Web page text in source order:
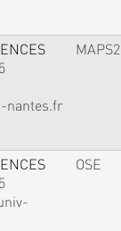
nantes.fr
MAPS2
OSE